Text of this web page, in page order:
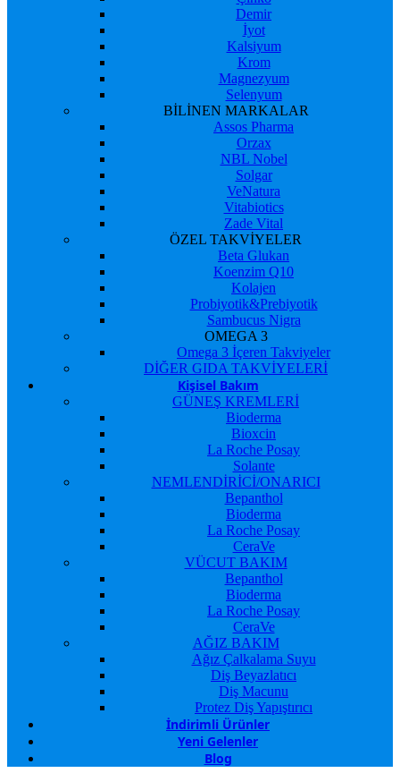
Demir
İyot
Kalsiyum
Krom
Magnezyum
Selenyum
BİLİNEN MARKALAR
Assos Pharma
Orzax
NBL Nobel
Solgar
VeNatura
Vitabiotics
Zade Vital
ÖZEL TAKVİYELER
Beta Glukan
Koenzim Q10
Kolajen
Probiyotik&Prebiyotik
Sambucus Nigra
OMEGA 3
Omega 3 İçeren Takviyeler
DİĞER GIDA TAKVİYELERİ
Kişisel Bakım
GÜNEŞ KREMLERİ
Bioderma
Bioxcin
La Roche Posay
Solante
NEMLENDİRİCİ/ONARICI
Bepanthol
Bioderma
La Roche Posay
CeraVe
VÜCUT BAKIM
Bepanthol
Bioderma
La Roche Posay
CeraVe
AĞIZ BAKIM
Ağız Çalkalama Suyu
Diş Beyazlatıcı
Diş Macunu
Protez Diş Yapıştırıcı
İndirimli Ürünler
Yeni Gelenler
Blog